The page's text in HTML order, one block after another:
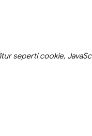
seperti cookie,